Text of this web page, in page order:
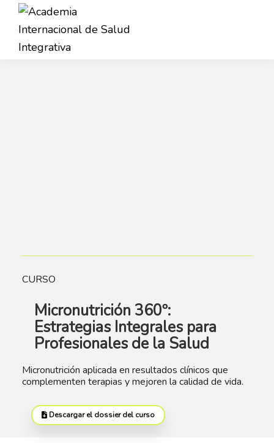
Saltar
Saltar
contenido
CURSO
Micronutrición 360º:
Estrategias Integrales para
Profesionales de la Salud
Micronutrición aplicada en resultados clínicos que
complementen terapias y mejoren la calidad de vida.
Descargar el dossier del curso